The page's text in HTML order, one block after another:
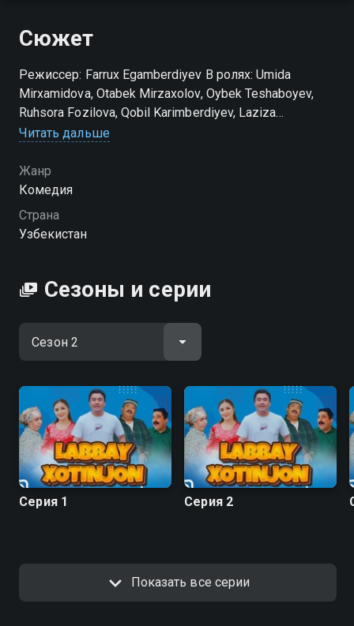
Сюжет
Режиссер: Farrux Egamberdiyev В ролях: Umida
Mirxamidova, Otabek Mirzaxolov, Oybek Teshaboyev,
Ruhsora Fozilova, Qobil Karimberdiyev, Laziza
Nazimxanova
Посмотреть онлайн 2 сезон сериала Labbay xotinjon
вы можете совершенно бесплатно в хорошем HD
качестве на MobiCinema
Читать дальше
Жанр
Комедия
Страна
Узбекистан
Сезоны и серии
Серия 1 Серия 2
Показать все серии